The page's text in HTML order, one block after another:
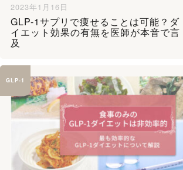
2023年1月16日
GLP-1サプリで痩せることは可能？ダ
イエット効果の有無を医師が本音で言
及
GLP-1